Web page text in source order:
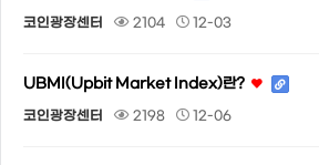
코인광장센터 2104 12-03
UBMI(Upbit Market Index)란?
코인광장센터 2198 12-06